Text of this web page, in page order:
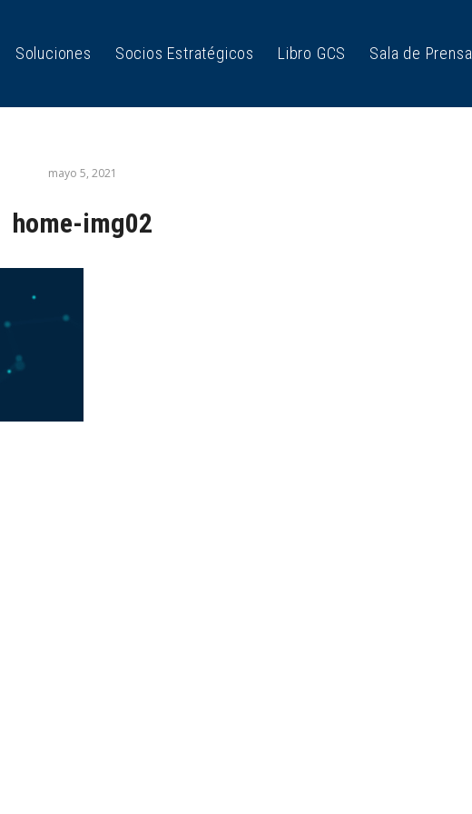
Soluciones Socios Estratégicos Libro GCS Sala de Prensa
mayo 5, 2021
home-img02